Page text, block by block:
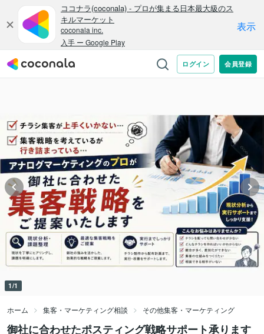
1/1
ホーム 集客・マーケティング相談 その他集客・マーケティング
御社に合わせたポスティング戦略サポート承ります